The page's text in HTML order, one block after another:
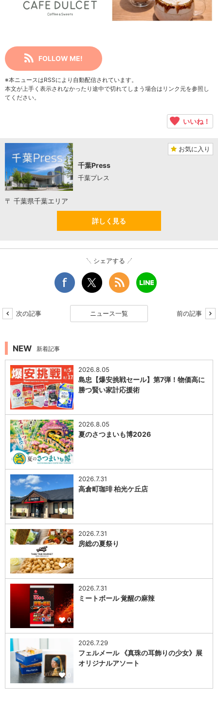
FOLLOW ME!
※本ニュースはRSSにより自動配信されています。
本文が上手く表示されなかったり途中で切れてしまう場合はリンク元を参照し
てください。
いいね！
お気に入り
千葉Press
千葉プレス
〒 千葉県千葉エリア
詳しく見る
シェアする
次の記事 ニュース一覧 前の記事
NEW 新着記事
0
2026.8.05
島忠【爆安挑戦セール】第7弾！物価高に
勝つ賢い家計応援術
0
2026.8.05
夏のさつまいも博2026
0
2026.7.31
高倉町珈琲 柏光ケ丘店
0
2026.7.31
房総の夏祭り
0
2026.7.31
ミートボール 覚醒の麻辣
0
2026.7.29
フェルメール 《真珠の耳飾りの少女》展
オリジナルアソート